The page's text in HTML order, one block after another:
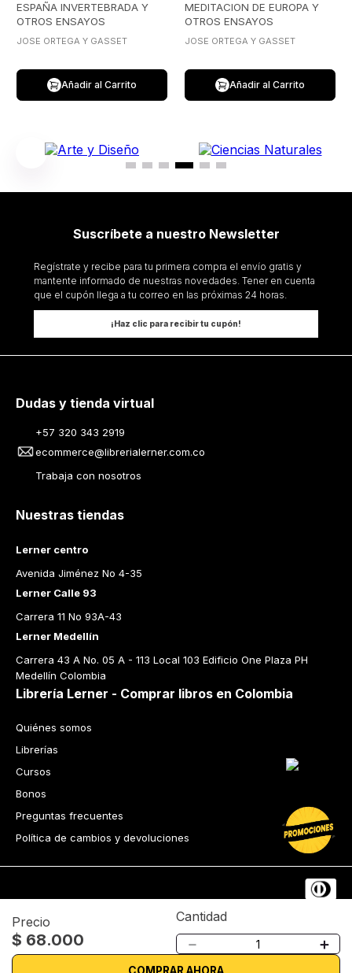
Precio
$ 68.000
Cantidad
＋
－
COMPRAR AHORA
ESPAÑA INVERTEBRADA Y
OTROS ENSAYOS
JOSE ORTEGA Y GASSET
Añadir al Carrito
MEDITACION DE EUROPA Y
OTROS ENSAYOS
JOSE ORTEGA Y GASSET
Añadir al Carrito
Suscríbete a nuestro Newsletter
Regístrate y recibe para tu primera compra el envío gratis y
mantente informado de nuestras novedades. Tener en cuenta
que el cupón llega a tu correo en las próximas 24 horas.
¡Haz clic para recibir tu cupón!
Dudas y tienda virtual
+57 320 343 2919
ecommerce@librerialerner.com.co
Trabaja con nosotros
Nuestras tiendas
Lerner centro
Avenida Jiménez No 4-35
Lerner Calle 93
Carrera 11 No 93A-43
Lerner Medellín
Carrera 43 A No. 05 A - 113 Local 103 Edificio One Plaza PH
Medellín Colombia
Librería Lerner - Comprar libros en Colombia
Quiénes somos
Librerías
Cursos
Bonos
Preguntas frecuentes
Política de cambios y devoluciones
Términos y condicionesPolítica de privacidad